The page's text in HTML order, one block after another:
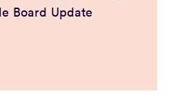
Board Update